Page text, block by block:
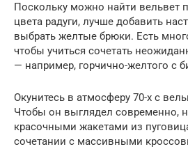
Поскольку можно найти вельвет
цвета радуги, лучше добавить
выбрать желтые брюки. Есть
чтобы учиться сочетать
— например, горчично-желтого с
Окунитесь в атмосферу 70-х с
Чтобы он выглядел современно,
красочными жакетами из
сочетании с массивными